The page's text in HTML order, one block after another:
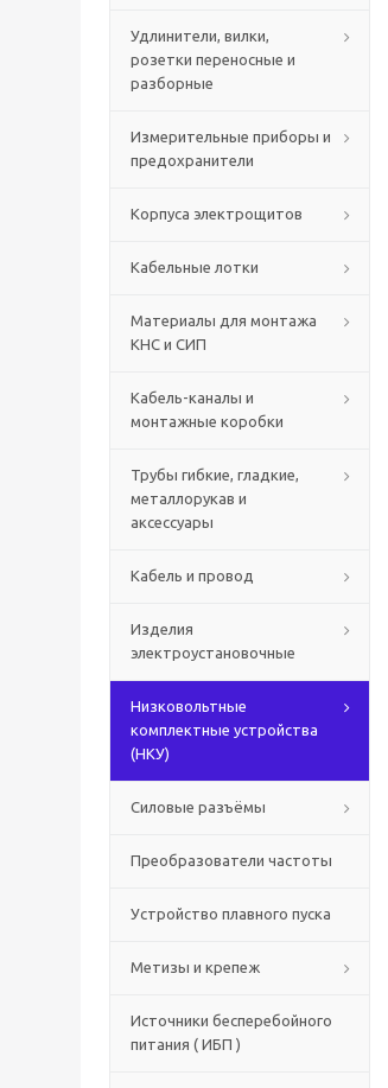
Удлинители, вилки,
розетки переносные и
разборные
Измерительные приборы и
предохранители
Корпуса электрощитов
Кабельные лотки
Материалы для монтажа
КНС и СИП
Кабель-каналы и
монтажные коробки
Трубы гибкие, гладкие,
металлорукав и
аксессуары
Кабель и провод
Изделия
электроустановочные
Низковольтные
комплектные устройства
(НКУ)
Силовые разъёмы
Преобразователи частоты
Устройство плавного пуска
Метизы и крепеж
Источники бесперебойного
питания ( ИБП )